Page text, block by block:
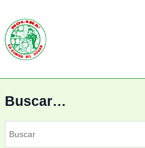
contenido
Buscar…